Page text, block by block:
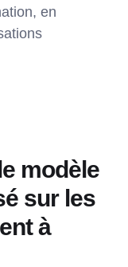
en
modèle
sur les
à